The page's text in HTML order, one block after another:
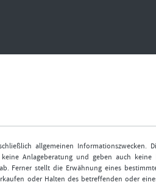
allgemeinen
Anlageberatung und geben auch
Ferner stellt die Erwähnung eines
oder Halten des betreffenden oder